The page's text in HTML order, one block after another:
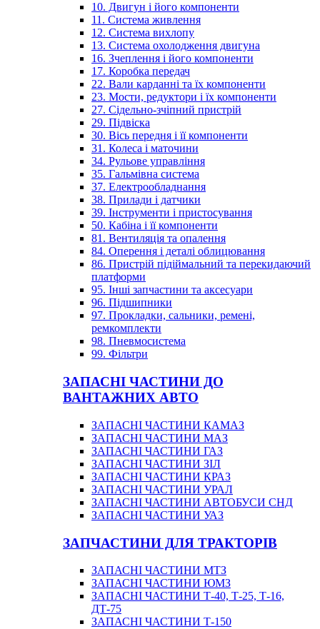
10. Двигун і його компоненти
11. Система живлення
12. Система вихлопу
13. Система охолодження двигуна
16. Зчеплення і його компоненти
17. Коробка передач
22. Вали карданні та їх компоненти
23. Мости, редуктори і їх компоненти
27. Сідельно-зчіпний пристрій
29. Підвіска
30. Вісь передня і її компоненти
31. Колеса і маточини
34. Рульове управління
35. Гальмівна система
37. Електрообладнання
38. Прилади і датчики
39. Інструменти і пристосування
50. Кабіна і її компоненти
81. Вентиляція та опалення
84. Оперення і деталі облицювання
86. Пристрій підіймальний та перекидаючий
платформи
95. Інші запчастини та аксесуари
96. Підшипники
97. Прокладки, сальники, ремені,
ремкомплекти
98. Пневмосистема
99. Фільтри
ЗАПАСНІ ЧАСТИНИ ДО
ВАНТАЖНИХ АВТО
ЗАПАСНІ ЧАСТИНИ КАМАЗ
ЗАПАСНІ ЧАСТИНИ МАЗ
ЗАПАСНІ ЧАСТИНИ ГАЗ
ЗАПАСНІ ЧАСТИНИ ЗІЛ
ЗАПАСНІ ЧАСТИНИ КРАЗ
ЗАПАСНІ ЧАСТИНИ УРАЛ
ЗАПАСНІ ЧАСТИНИ АВТОБУСИ СНД
ЗАПАСНІ ЧАСТИНИ УАЗ
ЗАПЧАСТИНИ ДЛЯ ТРАКТОРІВ
ЗАПАСНІ ЧАСТИНИ МТЗ
ЗАПАСНІ ЧАСТИНИ ЮМЗ
ЗАПАСНІ ЧАСТИНИ Т-40, Т-25, Т-16,
ДТ-75
ЗАПАСНІ ЧАСТИНИ Т-150